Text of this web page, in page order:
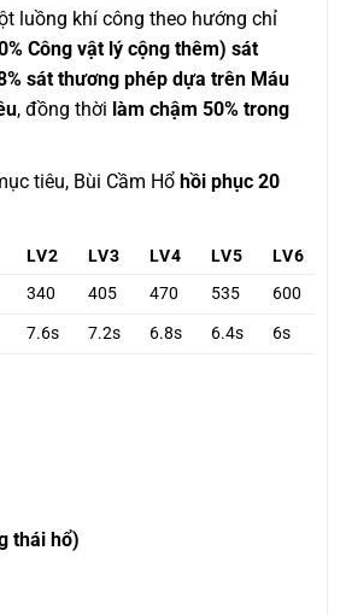
luồng khí công theo hướng chỉ
Công vật lý cộng thêm) sát
sát thương phép dựa trên Máu
, đồng thời làm chậm 50% trong
tiêu, Bùi Cầm Hổ hồi phục 20
LV2 LV3 LV4 LV5
LV6
340 405 470 535
600
7.6s 7.2s 6.8s 6.4s 6s
thái hổ)